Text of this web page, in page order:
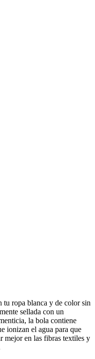
tu ropa blanca y de color sin
sellada con un
la bola contiene
ionizan el agua para que
mejor en las fibras textiles y